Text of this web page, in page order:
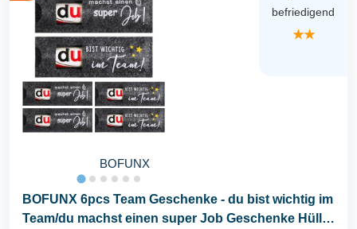
BOFUNX
befriedigend
★★
BOFUNX 6pcs Team Geschenke - du bist wichtig im
Team/du machst einen super Job Geschenke Hülle